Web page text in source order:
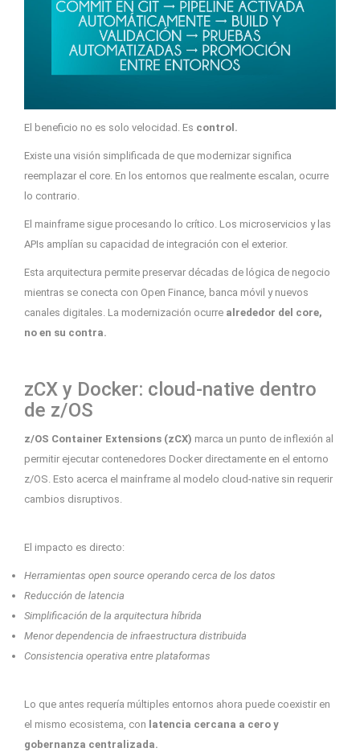
El beneficio no es solo velocidad. Es control.
Existe una visión simplificada de que modernizar significa
reemplazar el core. En los entornos que realmente escalan, ocurre
lo contrario.
El mainframe sigue procesando lo crítico. Los microservicios y las
APIs amplían su capacidad de integración con el exterior.
Esta arquitectura permite preservar décadas de lógica de negocio
mientras se conecta con Open Finance, banca móvil y nuevos
canales digitales. La modernización ocurre alrededor del core,
no en su contra.
zCX y Docker: cloud-native dentro
de z/OS
z/OS Container Extensions (zCX) marca un punto de inflexión al
permitir ejecutar contenedores Docker directamente en el entorno
z/OS. Esto acerca el mainframe al modelo cloud-native sin requerir
cambios disruptivos.
El impacto es directo:
Herramientas open source operando cerca de los datos
Reducción de latencia
Simplificación de la arquitectura híbrida
Menor dependencia de infraestructura distribuida
Consistencia operativa entre plataformas
Lo que antes requería múltiples entornos ahora puede coexistir en
el mismo ecosistema, con latencia cercana a cero y
gobernanza centralizada.